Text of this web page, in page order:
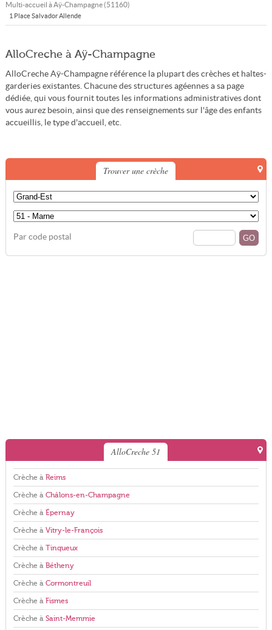
Multi-accueil àAÿ-Champagne(51160)
1 Place Salvador Allende
AlloCreche à Aÿ-Champagne
AlloCreche Aÿ-Champagne référence la plupart des crèches et haltes-
garderies existantes. Chacune des structures agéennes a sa page
dédiée, qui vous fournit toutes les informations administratives dont
vous aurez besoin, ainsi que des renseignements sur l'âge des enfants
accueillis, le type d'accueil, etc.
Trouver une crèche
Par code postal
AlloCreche 51
Crèche à Reims
Crèche à Châlons-en-Champagne
Crèche à Épernay
Crèche à Vitry-le-François
Crèche à Tinqueux
Crèche à Bétheny
Crèche à Cormontreuil
Crèche à Fismes
Crèche à Saint-Memmie